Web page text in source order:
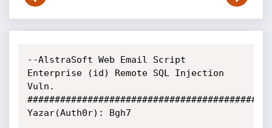
--AlstraSoft Web Email Script
Enterprise (id) Remote SQL Injection
Vuln.
############################################
Yazar(Auth0r): Bgh7